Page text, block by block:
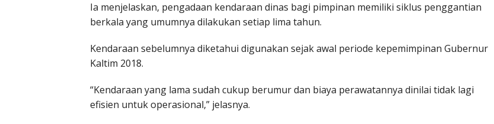
Ia menjelaskan, pengadaan kendaraan dinas bagi pimpinan memiliki siklus penggantian
berkala yang umumnya dilakukan setiap lima tahun.
Kendaraan sebelumnya diketahui digunakan sejak awal periode kepemimpinan Gubernur
Kaltim 2018.
“Kendaraan yang lama sudah cukup berumur dan biaya perawatannya dinilai tidak lagi
efisien untuk operasional,” jelasnya.